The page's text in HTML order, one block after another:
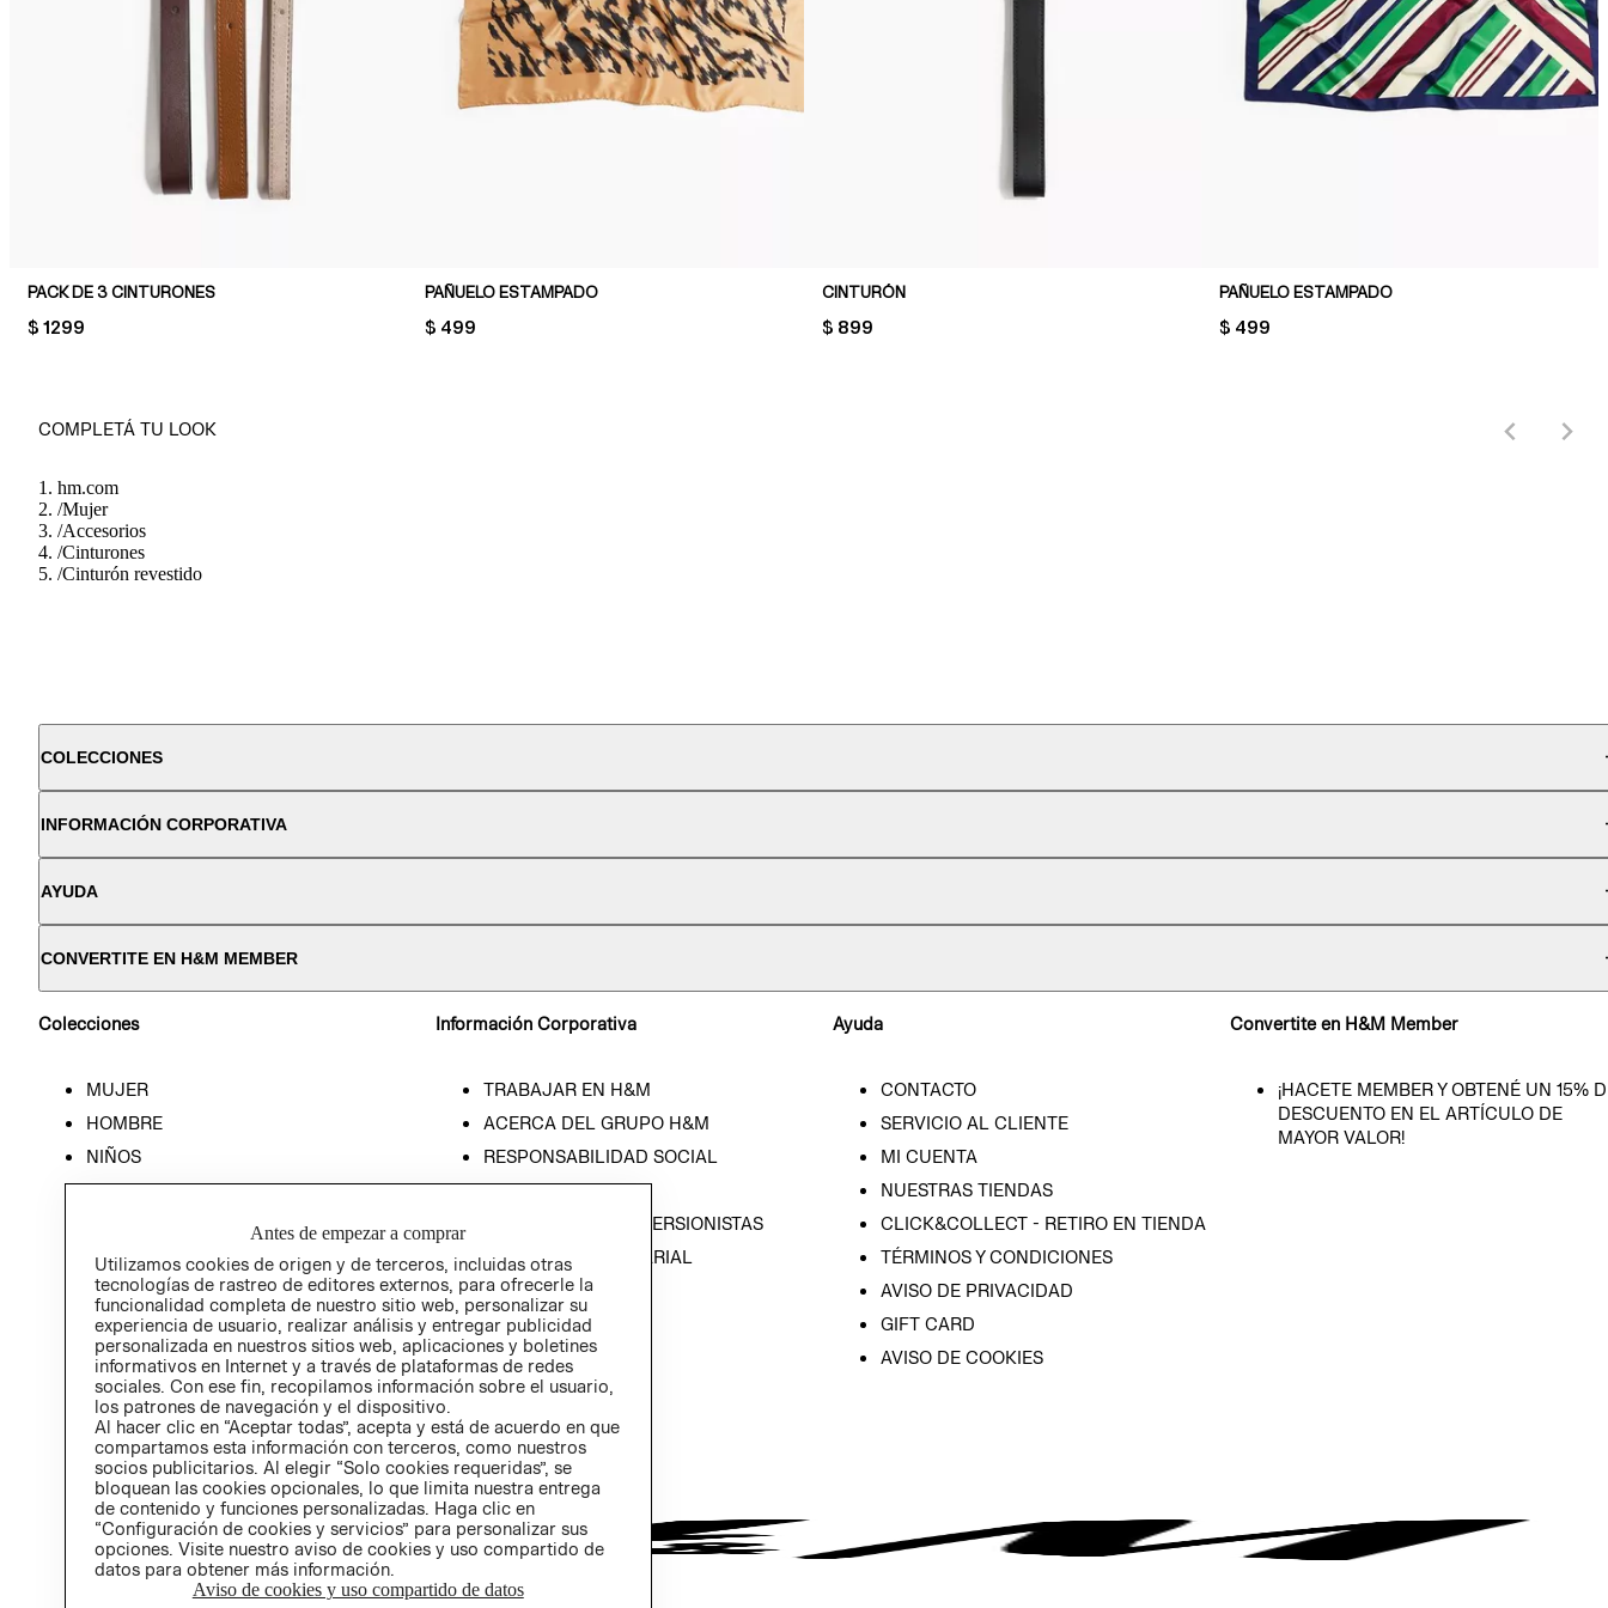
PACK DE 3 CINTURONES
PRICE:
$ 1299
PAÑUELO ESTAMPADO
PRICE:
$ 499
CINTURÓN
PRICE:
$ 899
PAÑUELO ESTAMPADO
PRICE:
$ 499
COMPLETÁ TU LOOK
hm.com
/Mujer
/Accesorios
/Cinturones
/Cinturón revestido
COLECCIONES
INFORMACIÓN CORPORATIVA
AYUDA
CONVERTITE EN H&M MEMBER
Colecciones
MUJER
HOMBRE
NIÑOS
HOME
Información Corporativa
TRABAJAR EN H&M
ACERCA DEL GRUPO H&M
RESPONSABILIDAD SOCIAL
PRENSA
RELACIÓN CON INVERSIONISTAS
POLÍTICA EMPRESARIAL
Ayuda
CONTACTO
SERVICIO AL CLIENTE
MI CUENTA
NUESTRAS TIENDAS
CLICK&COLLECT - RETIRO EN TIENDA
TÉRMINOS Y CONDICIONES
AVISO DE PRIVACIDAD
GIFT CARD
AVISO DE COOKIES
Convertite en H&M Member
¡HACETE MEMBER Y OBTENÉ UN 15%
DESCUENTO EN EL ARTÍCULO DE
MAYOR VALOR!
Antes de empezar a comprar
Utilizamos cookies de origen y de terceros, incluidas otras
tecnologías de rastreo de editores externos, para ofrecerle la
funcionalidad completa de nuestro sitio web, personalizar su
experiencia de usuario, realizar análisis y entregar publicidad
personalizada en nuestros sitios web, aplicaciones y boletines
informativos en Internet y a través de plataformas de redes
sociales. Con ese fin, recopilamos información sobre el usuario,
los patrones de navegación y el dispositivo.
Al hacer clic en “Aceptar todas”, acepta y está de acuerdo en que
compartamos esta información con terceros, como nuestros
socios publicitarios. Al elegir “Solo cookies requeridas”, se
bloquean las cookies opcionales, lo que limita nuestra entrega
de contenido y funciones personalizadas. Haga clic en
“Configuración de cookies y servicios” para personalizar sus
opciones. Visite nuestro aviso de cookies y uso compartido de
datos para obtener más información.
Aviso de cookies y uso compartido de datos